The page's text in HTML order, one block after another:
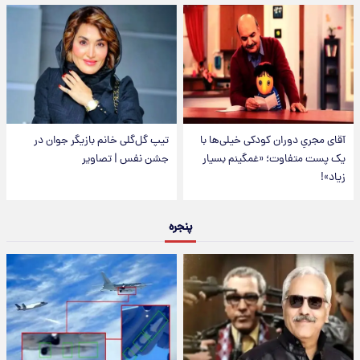
آقای مجریِ دوران کودکی خیلی‌ها با
یک پست متفاوت؛ «غمگینم بسیار
زیاد»!
تیپ گل‌گلی خانم بازیگر جوان در
جشن نفس | تصاویر
پنجره